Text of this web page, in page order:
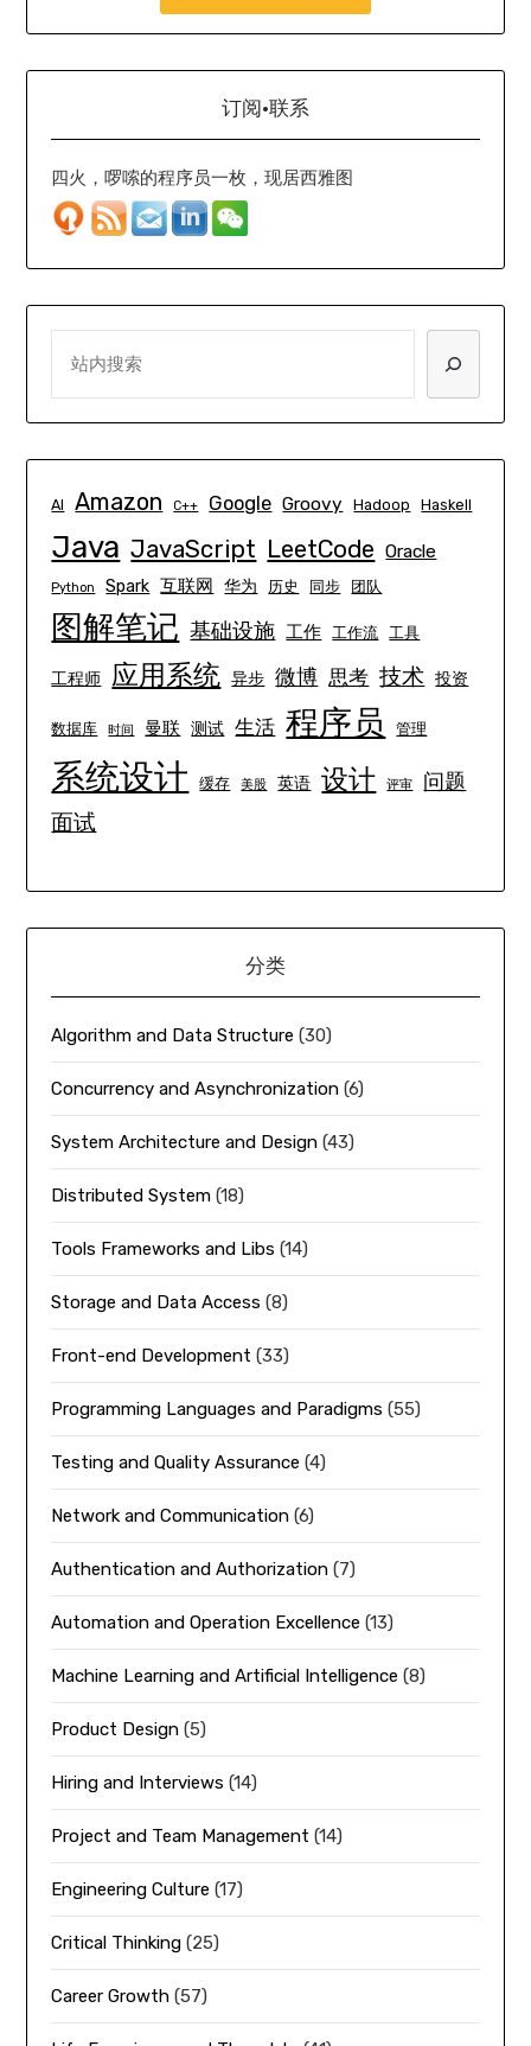
订阅·联系
四火，啰嗦的程序员一枚，现居西雅图
AI Amazon C++ Google Groovy Hadoop Haskell
Java JavaScript LeetCode Oracle
Python Spark 互联网 华为 历史 同步 团队
图解笔记 基础设施 工作 工作流 工具
工程师 应用系统 异步 微博 思考 技术 投资
数据库 时间 曼联 测试 生活 程序员 管理
系统设计 缓存 美股 英语 设计 评审 问题
面试
分类
Algorithm and Data Structure (30)
Concurrency and Asynchronization (6)
System Architecture and Design (43)
Distributed System (18)
Tools Frameworks and Libs (14)
Storage and Data Access (8)
Front-end Development (33)
Programming Languages and Paradigms (55)
Testing and Quality Assurance (4)
Network and Communication (6)
Authentication and Authorization (7)
Automation and Operation Excellence (13)
Machine Learning and Artificial Intelligence (8)
Product Design (5)
Hiring and Interviews (14)
Project and Team Management (14)
Engineering Culture (17)
Critical Thinking (25)
Career Growth (57)